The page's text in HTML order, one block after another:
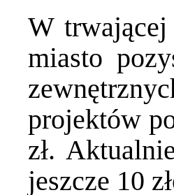
W
miasto
projektów
zł.
jeszcze 10